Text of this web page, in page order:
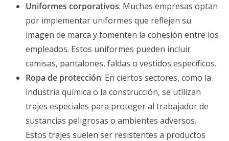
Uniformes corporativos: Muchas empresas optan
por implementar uniformes que reflejen su
imagen de marca y fomenten la cohesión entre los
empleados. Estos uniformes pueden incluir
camisas, pantalones, faldas o vestidos específicos.
Ropa de protección: En ciertos sectores, como la
industria química o la construcción, se utilizan
trajes especiales para proteger al trabajador de
sustancias peligrosas o ambientes adversos.
Estos trajes suelen ser resistentes a productos